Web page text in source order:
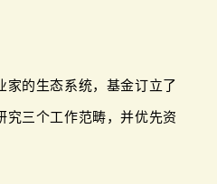
家的生态系统，基金订立了
究三个工作范畴，并优先资